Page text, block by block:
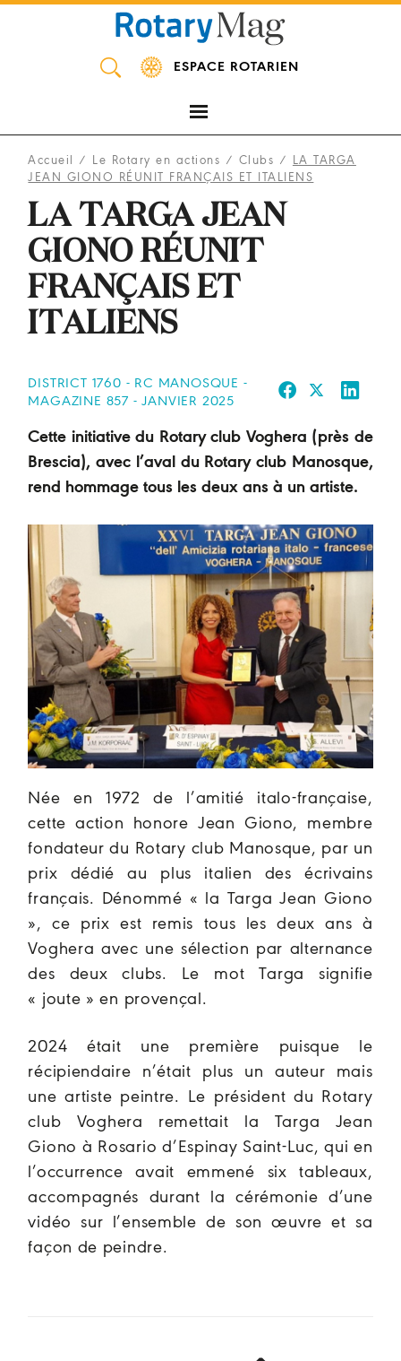
ESPACE ROTARIEN
Accueil / Le Rotary en actions / Clubs / LA TARGA
JEAN GIONO RÉUNIT FRANÇAIS ET ITALIENS
LA TARGA JEAN
GIONO RÉUNIT
FRANÇAIS ET
ITALIENS
DISTRICT 1760 - RC MANOSQUE -
MAGAZINE 857 - JANVIER 2025
Cette initiative du Rotary club Voghera (près de
Brescia), avec l’aval du Rotary club Manosque,
rend hommage tous les deux ans à un artiste.
Née en 1972 de l’amitié italo-française,
cette action honore Jean Giono, membre
fondateur du Rotary club Manosque, par un
prix dédié au plus italien des écrivains
français. Dénommé « la Targa Jean Giono
», ce prix est remis tous les deux ans à
Voghera avec une sélection par alternance
des deux clubs.
Le mot Targa signifie
« joute » en provençal.
2024 était une première puisque le
récipiendaire n’était plus un auteur mais
une artiste peintre. Le président du Rotary
club Voghera remettait la Targa Jean
Giono à Rosario d’Espinay Saint-Luc, qui en
l’occurrence avait emmené six tableaux,
accompagnés durant la cérémonie d’une
vidéo sur l’ensemble de son œuvre et sa
façon de peindre.
Panneau de gestion des cookies